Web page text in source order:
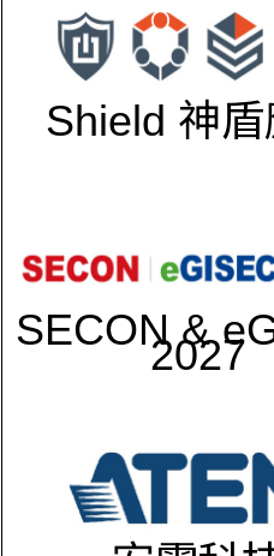
Shield 神盾
SECON &
2027